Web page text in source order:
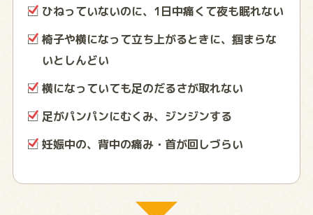
ひねっていないのに、1日中痛くて夜も眠れない
椅子や横になって立ち上がるときに、掴まらな
いとしんどい
横になっていても足のだるさが取れない
足がパンパンにむくみ、ジンジンする
妊娠中の、背中の痛み・首が回しづらい